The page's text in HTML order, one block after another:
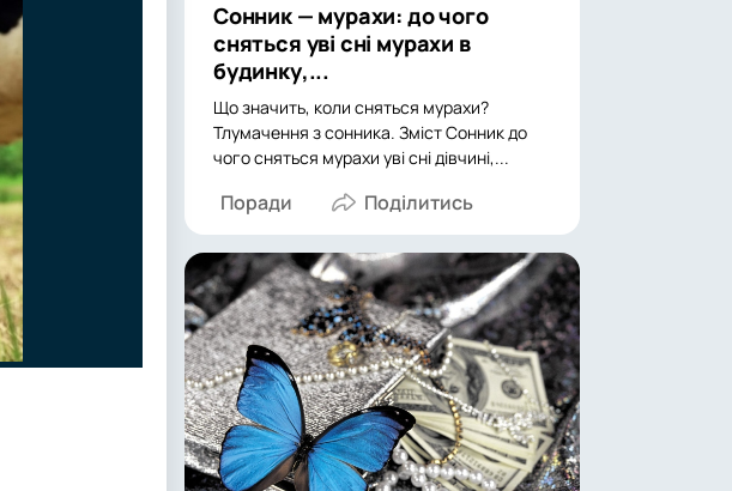
Сонник — мурахи: до чого
сняться уві сні мурахи в
будинку,...
Що значить, коли сняться мурахи?
Тлумачення з сонника. Зміст Сонник до
чого сняться мурахи уві сні дівчині,...
Поради